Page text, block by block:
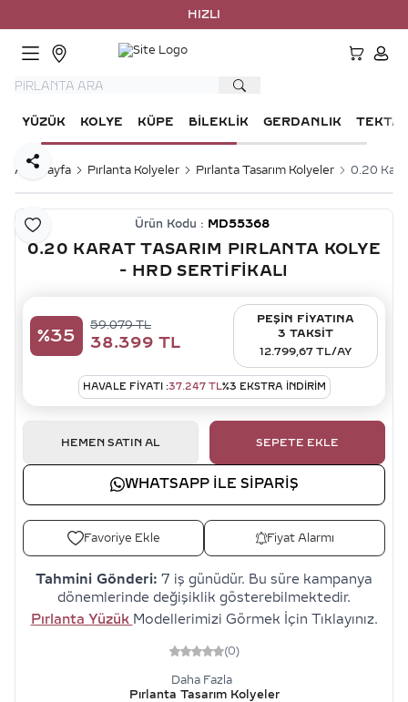
HIZLI KA
YÜZÜK KOLYE KÜPE BILEKLIK GERDANLIK TEKTAŞ
Ana Sayfa Pırlanta Kolyeler Pırlanta Tasarım Kolyeler 0.20
Favoriye Ekle
Paylaş
Ürün Kodu : MD55368
0.20 KARAT TASARIM PIRLANTA KOLYE
- HRD SERTIFIKALI
%35
59.079TL
38.399 TL
PEŞİN FİYATINA
3 TAKSİT
12.799,67 TL/AY
HAVALE FIYATI :37.247TL%3 EKSTRA İNDİRİM
HEMEN SATIN AL SEPETE EKLE
WHATSAPP ILE SIPARIŞ
Favoriye Ekle Fiyat Alarmı
Tahmini Gönderi: 7 iş günüdür. Bu süre kampanya
dönemlerinde değişiklik gösterebilmektedir.
Pırlanta Yüzük Modellerimizi Görmek İçin Tıklayınız.
(0)
Daha Fazla
Pırlanta Tasarım Kolyeler